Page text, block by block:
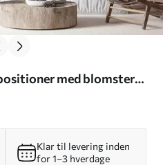
med blomster
Klar til levering inden
for 1–3 hverdage